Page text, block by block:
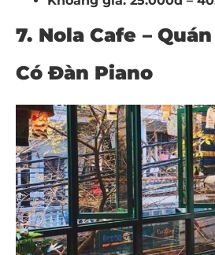
7. Nola Cafe –
Có Đàn Piano